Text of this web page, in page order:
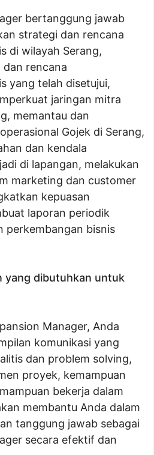
bertanggung jawab
strategi dan rencana
di wilayah Serang,
rencana
yang telah disetujui,
jaringan mitra
memantau dan
Gojek di Serang,
dan kendala
di lapangan, melakukan
marketing dan customer
kepuasan
laporan periodik
perkembangan bisnis
yang dibutuhkan untuk
Manager, Anda
komunikasi yang
dan problem solving,
proyek, kemampuan
bekerja dalam
membantu Anda dalam
tanggung jawab sebagai
secara efektif dan